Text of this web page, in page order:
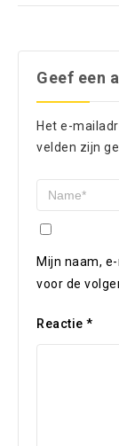
Geef een
Het e-
velden zijn
Mijn naam,
voor de
Reactie *